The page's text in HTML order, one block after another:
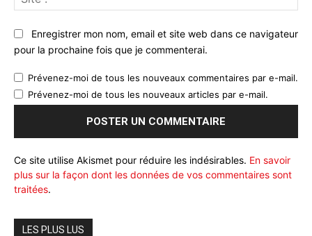
:
Enregistrer mon nom, email et site web dans ce navigateur
pour la prochaine fois que je commenterai.
Prévenez-moi de tous les nouveaux commentaires par e-mail.
Prévenez-moi de tous les nouveaux articles par e-mail.
Ce site utilise Akismet pour réduire les indésirables. En savoir
plus sur la façon dont les données de vos commentaires sont
traitées.
LES PLUS LUS